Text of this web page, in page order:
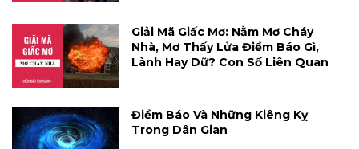
Giải Mã Giấc Mơ: Nằm Mơ Cháy
Nhà, Mơ Thấy Lửa Điềm Báo Gì,
Lành Hay Dữ? Con Số Liên Quan
Điềm Báo Và Những Kiêng Kỵ
Trong Dân Gian